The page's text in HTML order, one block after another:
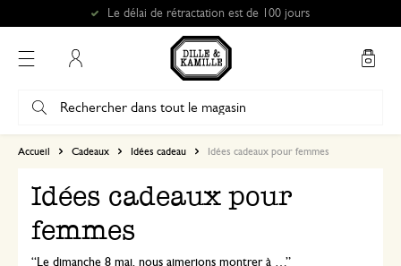
Retrait gratuit dans nos magasins*
Accueil Cadeaux Idées cadeau Idées cadeaux pour femmes
Idées cadeaux pour
femmes
Le dimanche 8 mai, nous aimerions montrer à toutes les mamans, belles-mamans, aides-soignantes, marraines, tatas, mamys, sœurs, copines et voisines combien elles comptent pour nous. Un joli bouquet de fleurs, un petit-déjeuner gourmand ou un cadeau fait maison.